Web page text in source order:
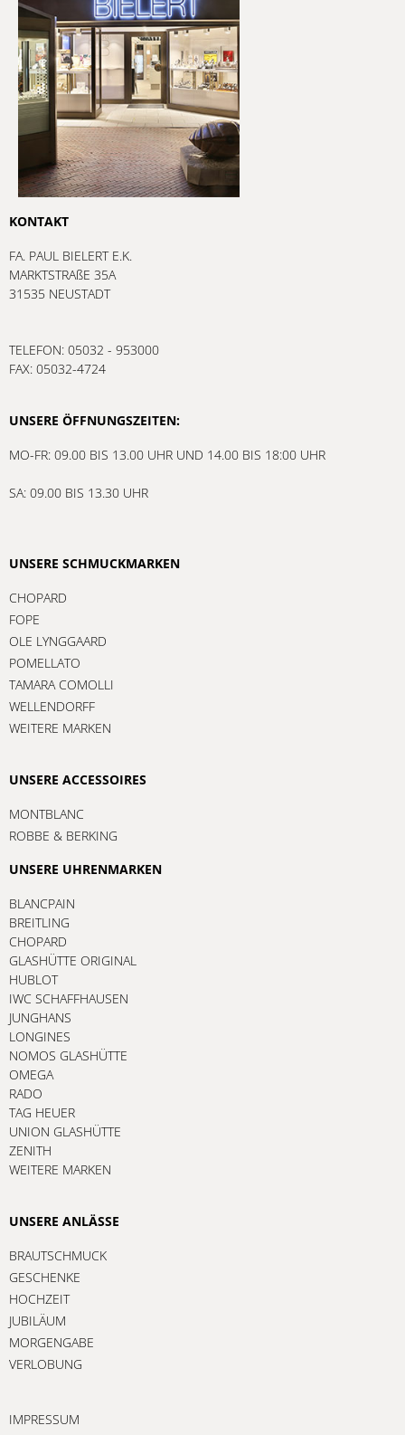
KONTAKT
FA. PAUL BIELERT E.K.
MARKTSTRAßE 35A
31535 NEUSTADT
TELEFON: 05032 - 953000
FAX: 05032-4724
UNSERE ÖFFNUNGSZEITEN:
MO-FR: 09.00 BIS 13.00 UHR UND 14.00 BIS 18:00 UHR
SA: 09.00 BIS 13.30 UHR
UNSERE SCHMUCKMARKEN
CHOPARD
FOPE
OLE LYNGGAARD
POMELLATO
TAMARA COMOLLI
WELLENDORFF
WEITERE MARKEN
UNSERE ACCESSOIRES
MONTBLANC
ROBBE & BERKING
UNSERE UHRENMARKEN
BLANCPAIN
BREITLING
CHOPARD
GLASHÜTTE ORIGINAL
HUBLOT
IWC SCHAFFHAUSEN
JUNGHANS
LONGINES
NOMOS GLASHÜTTE
OMEGA
RADO
TAG HEUER
UNION GLASHÜTTE
ZENITH
WEITERE MARKEN
UNSERE ANLÄSSE
BRAUTSCHMUCK
GESCHENKE
HOCHZEIT
JUBILÄUM
MORGENGABE
VERLOBUNG
IMPRESSUM